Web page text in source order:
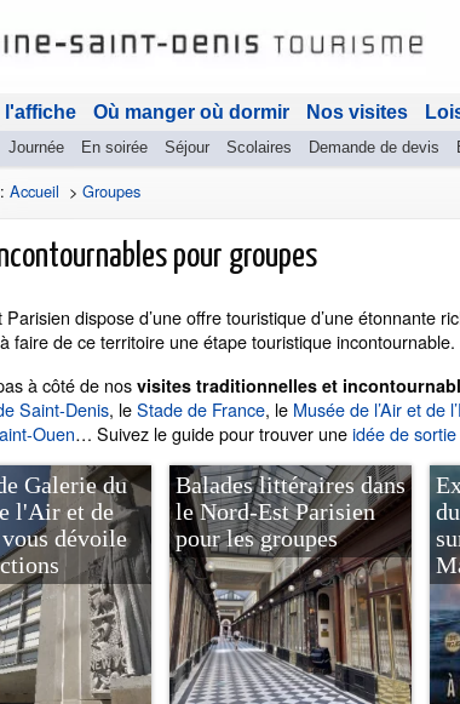
l'affiche Où manger où dormir Nos visites
Journée En soirée Séjour Scolaires Demande de devis
Accueil > Groupes
pour groupes
Parisien dispose d’une offre touristique d’une étonnante
faire de ce territoire une étape touristique incontournable.
à côté de nos visites traditionnelles et
Saint-Denis, leStade de France, le Musée de l’Air et de
Ouen… Suivez le guide pour trouver uneidée de
Galerie du
l'Air et de
dévoile
Balades littéraires dans
le Nord-Est Parisien
pour les groupes